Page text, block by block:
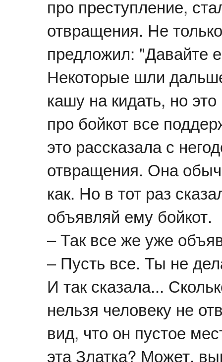
про преступление,
отвращения. Не
предложил: "Давайте
Некоторые шли
кашу на кидать, но
про бойкот все
это рассказала с
отвращения. Она
как. Но в тот раз
объявляй ему бойкот.
– Так все же уже
– Пусть все. Ты не
И так сказала...
нельзя человеку не
вид, что он пустое
эта Златка? Может,